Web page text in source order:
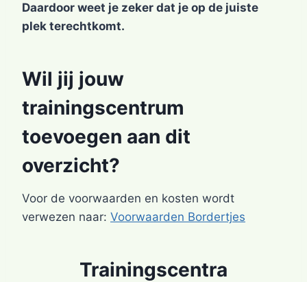
Daardoor weet je zeker dat je op de juiste
plek terechtkomt.
Wil jij jouw
trainingscentrum
toevoegen aan dit
overzicht?
Voor de voorwaarden en kosten wordt
verwezen naar: Voorwaarden Bordertjes
Trainingscentra